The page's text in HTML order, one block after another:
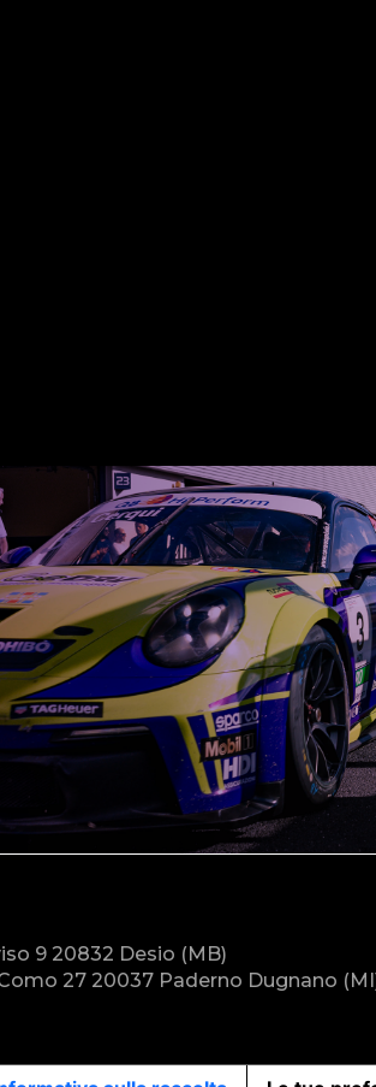
9 20832 Desio (MB)
Como 27 20037 Paderno Dugnano